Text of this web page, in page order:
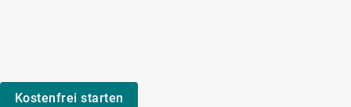
Kostenfrei starten